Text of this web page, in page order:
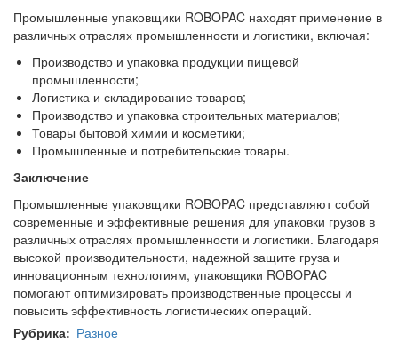
Промышленные упаковщики ROBOPAC находят применение в
различных отраслях промышленности и логистики, включая:
Производство и упаковка продукции пищевой
промышленности;
Логистика и складирование товаров;
Производство и упаковка строительных материалов;
Товары бытовой химии и косметики;
Промышленные и потребительские товары.
Заключение
Промышленные упаковщики ROBOPAC представляют собой
современные и эффективные решения для упаковки грузов в
различных отраслях промышленности и логистики. Благодаря
высокой производительности, надежной защите груза и
инновационным технологиям, упаковщики ROBOPAC
помогают оптимизировать производственные процессы и
повысить эффективность логистических операций.
Рубрика
Разное